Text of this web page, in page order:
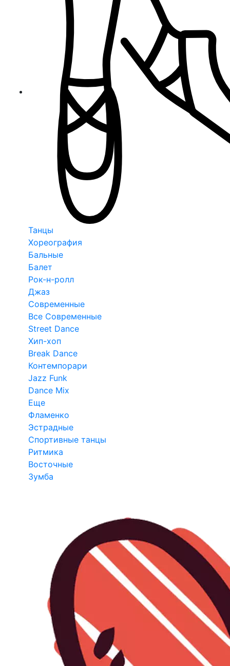
Танцы
Хореография
Бальные
Балет
Рок-н-ролл
Джаз
Современные
Все Современные
Street Dance
Хип-хоп
Break Dance
Контемпорари
Jazz Funk
Dance Mix
Еще
Фламенко
Эстрадные
Спортивные танцы
Ритмика
Восточные
Зумба